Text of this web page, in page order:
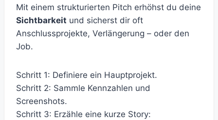
Mit einem strukturierten Pitch erhöhst du deine
Sichtbarkeit und sicherst dir oft
Anschlussprojekte, Verlängerung – oder den
Job.
Schritt 1: Definiere ein Hauptprojekt.
Schritt 2: Sammle Kennzahlen und
Screenshots.
Schritt 3: Erzähle eine kurze Story: